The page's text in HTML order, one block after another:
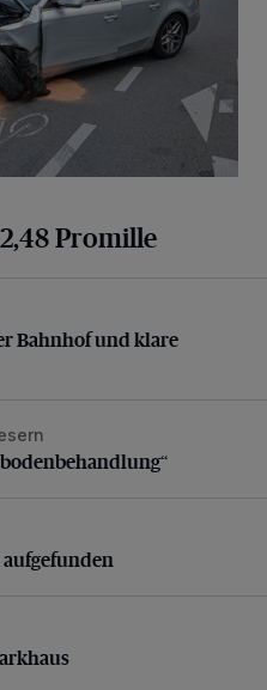
Promille
Bahnhof und klare Ansage
Bahnhof und klare